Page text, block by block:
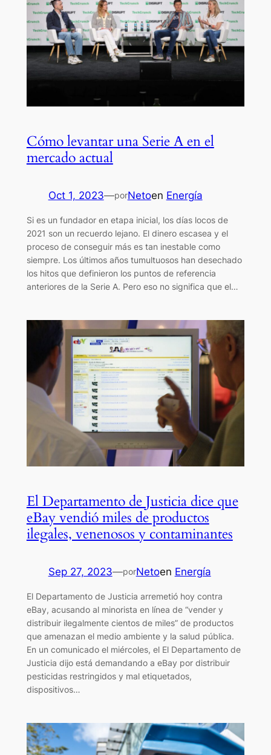
Cómo levantar una Serie A en el
mercado actual
Oct 1, 2023—porNetoen Energía
Si es un fundador en etapa inicial, los días locos de
2021 son un recuerdo lejano. El dinero escasea y el
proceso de conseguir más es tan inestable como
siempre. Los últimos años tumultuosos han desechado
los hitos que definieron los puntos de referencia
anteriores de la Serie A. Pero eso no significa que el…
El Departamento de Justicia dice que
eBay vendió miles de productos
ilegales, venenosos y contaminantes
Sep 27, 2023—porNetoen Energía
El Departamento de Justicia arremetió hoy contra
eBay, acusando al minorista en línea de “vender y
distribuir ilegalmente cientos de miles” de productos
que amenazan el medio ambiente y la salud pública.
En un comunicado el miércoles, el El Departamento de
Justicia dijo está demandando a eBay por distribuir
pesticidas restringidos y mal etiquetados,
dispositivos…